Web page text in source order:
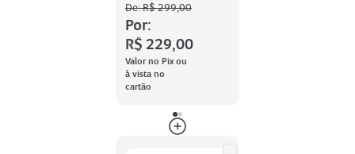
2)
De:R$ 299,00
Por:
R$ 229,00
Valor no Pix ou
à vista no
cartão